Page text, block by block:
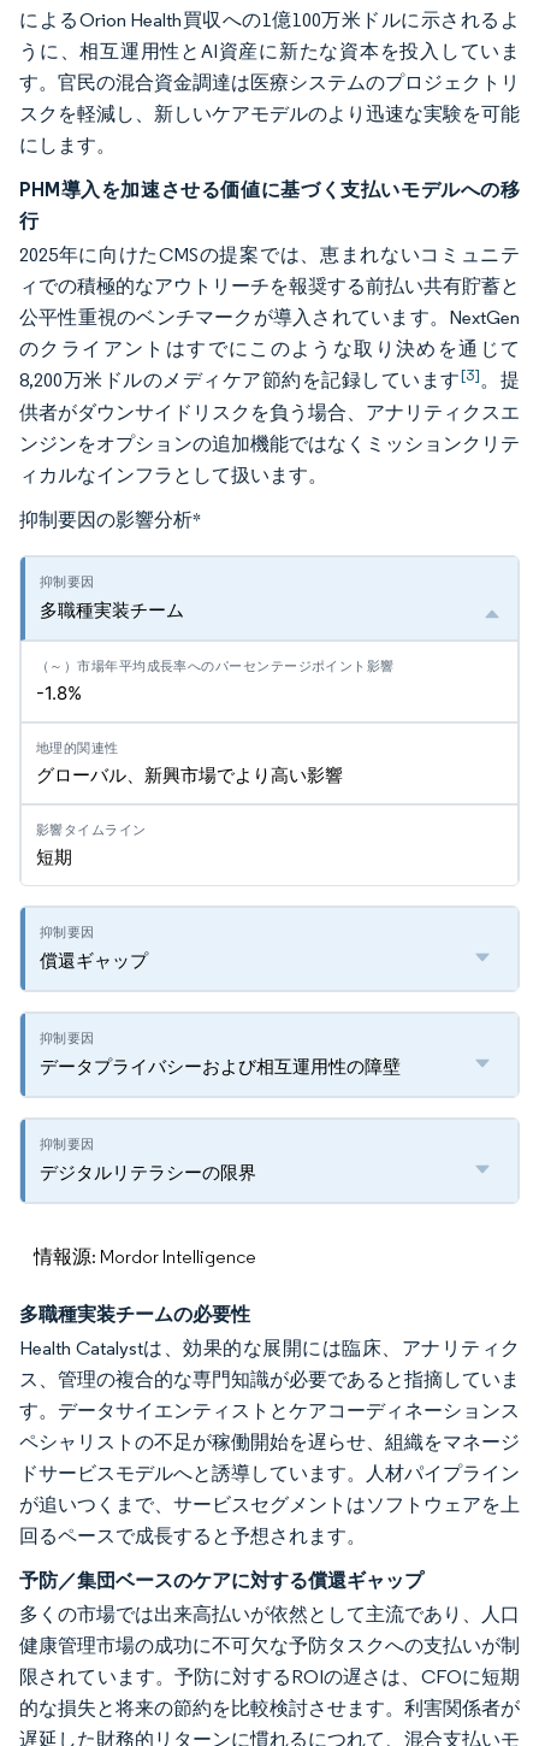
によるOrion Health買収への1億100万米ドルに示されるよ
うに、相互運用性とAI資産に新たな資本を投入していま
す。官民の混合資金調達は医療システムのプロジェクトリ
スクを軽減し、新しいケアモデルのより迅速な実験を可能
にします。
PHM導入を加速させる価値に基づく支払いモデルへの移
行
2025年に向けたCMSの提案では、恵まれないコミュニテ
ィでの積極的なアウトリーチを報奨する前払い共有貯蓄と
公平性重視のベンチマークが導入されています。NextGen
のクライアントはすでにこのような取り決めを通じて
8,200万米ドルのメディケア節約を記録しています[3]。提
供者がダウンサイドリスクを負う場合、アナリティクスエ
ンジンをオプションの追加機能ではなくミッションクリテ
ィカルなインフラとして扱います。
抑制要因の影響分析*
多職種実装チーム
-1.8%
グローバル、新興市場でより高い影響
短期
償還ギャップ
データプライバシーおよび相互運用性の障壁
デジタルリテラシーの限界
情報源: Mordor Intelligence
多職種実装チームの必要性
Health Catalystは、効果的な展開には臨床、アナリティク
ス、管理の複合的な専門知識が必要であると指摘していま
す。データサイエンティストとケアコーディネーションス
ペシャリストの不足が稼働開始を遅らせ、組織をマネージ
ドサービスモデルへと誘導しています。人材パイプライン
が追いつくまで、サービスセグメントはソフトウェアを上
回るペースで成長すると予想されます。
予防／集団ベースのケアに対する償還ギャップ
多くの市場では出来高払いが依然として主流であり、人口
健康管理市場の成功に不可欠な予防タスクへの支払いが制
限されています。予防に対するROIの遅さは、CFOに短期
的な損失と将来の節約を比較検討させます。利害関係者が
遅延した財務的リターンに慣れるにつれて、混合支払いモ